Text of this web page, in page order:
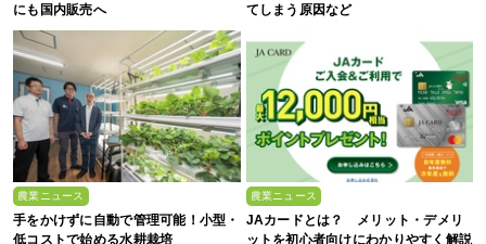
にも国内販売へ
てしまう原因など
農業ニュース
手をかけずに自動で管理可能！小型・
低コストで始める水耕栽培
農業ニュース
JAカードとは？ メリット・デメリ
ットを初心者向けにわかりやすく解説